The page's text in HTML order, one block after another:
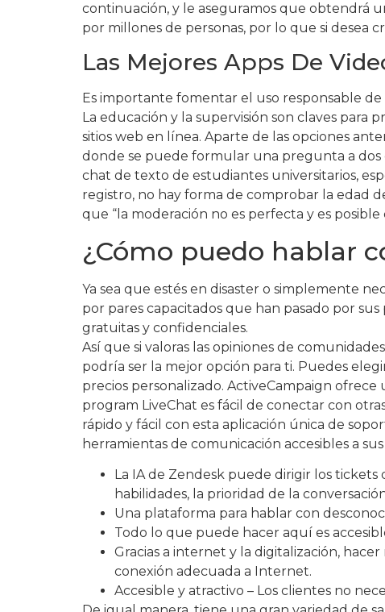
continuación, y le aseguramos que obtendrá
por millones de personas, por lo que si desea
Las Mejores Apps De
Es importante fomentar el uso responsable
La educación y la supervisión son claves
sitios web en línea. Aparte de las opciones
donde se puede formular una pregunta a
chat de texto de estudiantes universitarios,
registro, no hay forma de comprobar la edad
que “la moderación no es perfecta y es
¿Cómo puedo hablar
Ya sea que estés en disaster o simplemente
por pares capacitados que han pasado por
gratuitas y confidenciales.
Así que si valoras las opiniones de
podría ser la mejor opción para ti. Puedes
precios personalizado. ActiveCampaign
program LiveChat es fácil de conectar con
rápido y fácil con esta aplicación única de
herramientas de comunicación accesibles a
La IA de Zendesk puede dirigir los
habilidades, la prioridad de la
Una plataforma para hablar con
Todo lo que puede hacer aquí es
Gracias a internet y la digitalización,
conexión adecuada a Internet.
Accesible y atractivo – Los clientes no